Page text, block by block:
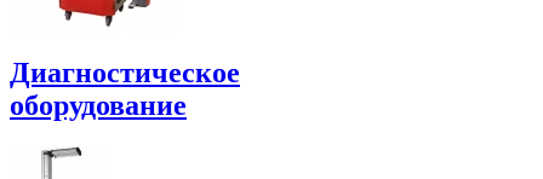
Диагностическое
оборудование